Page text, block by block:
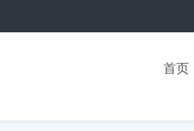
首页